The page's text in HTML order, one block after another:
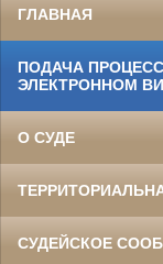
ГЛАВНАЯ
ПОДАЧА
ЭЛЕКТРОННОМ
О СУДЕ
СУДЕЙСКОЕ